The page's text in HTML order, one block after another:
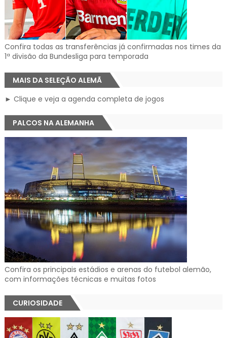
Confira todas as transferências já confirmadas nos times da
1ª divisão da Bundesliga para temporada
MAIS DA SELEÇÃO ALEMÃ
► Clique e veja a agenda completa de jogos
PALCOS NA ALEMANHA
Confira os principais estádios e arenas do futebol alemão,
com informações técnicas e muitas fotos
CURIOSIDADE